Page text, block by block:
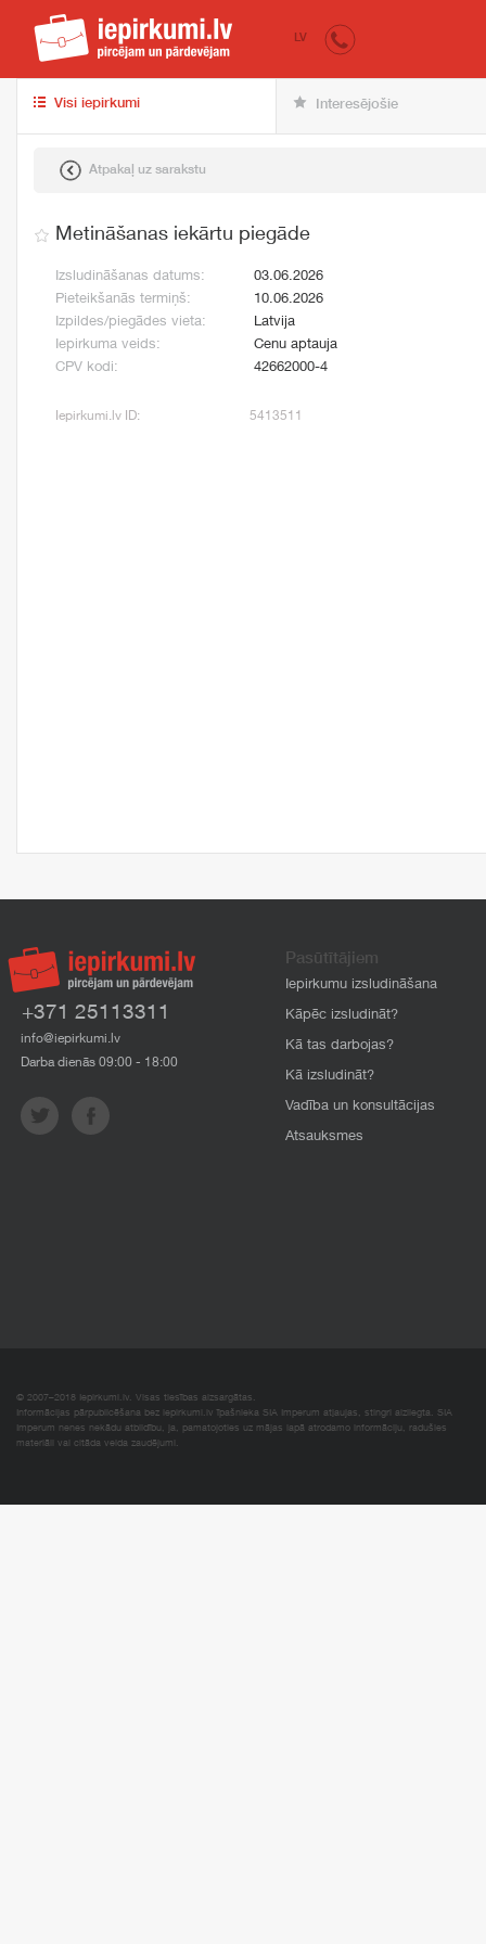
iepirkumi.lv
LV
Visi iepirkumi Interesējošie
Atpakaļ uz sarakstu
Metināšanas iekārtu piegāde
Izsludināšanas datums:
03.06.2026
Pieteikšanās termiņš:
10.06.2026
Izpildes/piegādes vieta:
Latvija
Iepirkuma veids:
Cenu aptauja
CPV kodi:
42662000-4
Iepirkumi.lv ID: 5413511
+371 25113311
info@iepirkumi.lv
Darba dienās 09:00 - 18:00
Pasūtītājiem
Iepirkumu izsludināšana
Kāpēc izsludināt?
Kā tas darbojas?
Kā izsludināt?
Vadība un konsultācijas
Atsauksmes
© 2007–2018 Iepirkumi.lv. Visas tiesības aizsargātas.
Informācijas pārpublicēšana bez iepirkumi.lv īpašnieka SIA Imperum atļaujas, stingri aizliegta. SIA
Imperum nenes nekādu atbildību, ja, pamatojoties uz mājas lapā atrodamo informāciju, radušies
materiāli vai citāda veida zaudējumi.